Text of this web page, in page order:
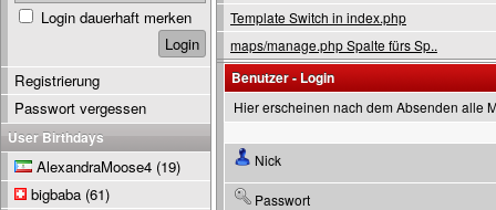
Template Switch in index.php
maps/manage.php Spalte fürs Sp..
Benutzer - Login
Hier erscheinen nach dem Absenden alle
Nick
Passwort
Login dauerhaft merken
Registrierung
Passwort vergessen
User Birthdays
AlexandraMoose4 (19)
bigbaba (61)